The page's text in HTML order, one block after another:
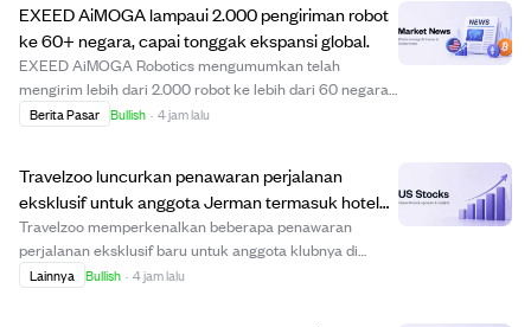
EXEED AiMOGA lampaui 2.000 pengiriman robot
ke 60+ negara, capai tonggak ekspansi global.
EXEED AiMOGA Robotics mengumumkan telah
mengirim lebih dari 2.000 robot ke lebih dari 60 negara.
Tonggak ini menandai pergeseran dari ekspor produk ke
Berita Pasar Bullish · 4 jam lalu
Travelzoo luncurkan penawaran perjalanan
eksklusif untuk anggota Jerman termasuk hotel
mewah dan vila di Maladewa.
Travelzoo memperkenalkan beberapa penawaran
perjalanan eksklusif baru untuk anggota klubnya di
Jerman, dengan diskon menginap di destinasi unik dan
Lainnya Bullish · 4 jam lalu